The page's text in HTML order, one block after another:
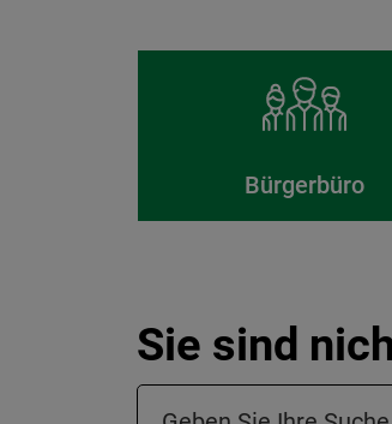
Bürgerbüro
Sie sind
Suchfeld in der Fußzeile